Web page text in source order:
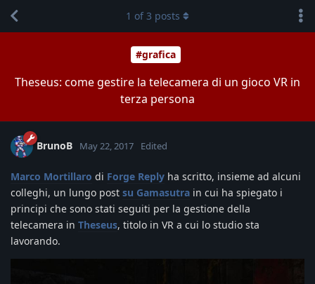
#grafica
Theseus: come gestire la telecamera di un gioco VR in
terza persona
1 of3 posts
BrunoB May 22, 2017 Edited
Marco Mortillaro di Forge Reply ha scritto, insieme ad alcuni
colleghi, un lungo post su Gamasutra in cui ha spiegato i
principi che sono stati seguiti per la gestione della
telecamera in Theseus, titolo in VR a cui lo studio sta
lavorando.